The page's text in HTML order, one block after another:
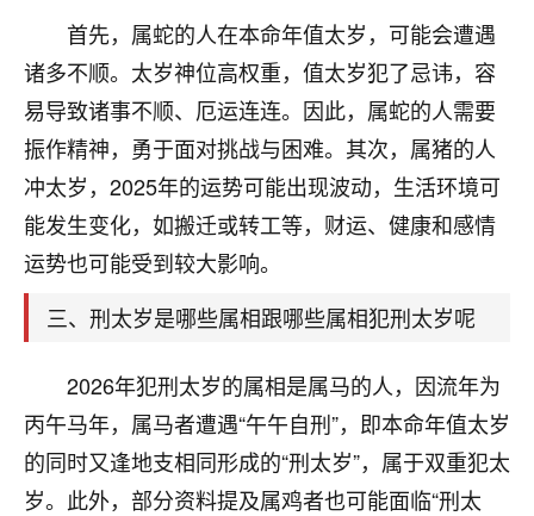
首先，属蛇的人在本命年值太岁，可能会遭遇
诸多不顺。太岁神位高权重，值太岁犯了忌讳，容
易导致诸事不顺、厄运连连。因此，属蛇的人需要
振作精神，勇于面对挑战与困难。其次，属猪的人
冲太岁，2025年的运势可能出现波动，生活环境可
能发生变化，如搬迁或转工等，财运、健康和感情
运势也可能受到较大影响。
三、刑太岁是哪些属相跟哪些属相犯刑太岁呢
2026年犯刑太岁的属相是属马的人，因流年为
丙午马年，属马者遭遇“午午自刑”，即本命年值太岁
的同时又逢地支相同形成的“刑太岁”，属于双重犯太
岁。此外，部分资料提及属鸡者也可能面临“刑太
17分钟前 来自湖北 19
心若莲花
我是做餐饮的，这两年，生意屡屡受挫，店开一家关
一家，要么生意不好，生意好的就出事。前些年攒的
家底快败光了，真是倒霉！我也想找人看看到底怎么
回事？
鹿森：你可以找老师看看，人有时不服命不行
太阳当空赵：我也做餐饮的，生意不算大，但
址、风水、还有开业日子，哪哪都看了，虽然
大环境不好，但是我家生意还可以，前几天又
刚找老师做了补财库，希望财运更好一点！
2小时前 来自海南 18